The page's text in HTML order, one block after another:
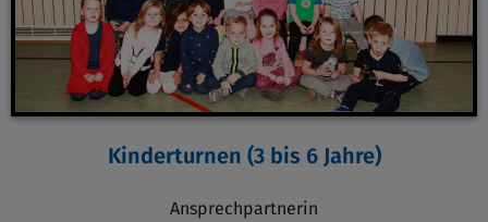
Kinderturnen (3 bis 6 Jahre)
Ansprechpartnerin